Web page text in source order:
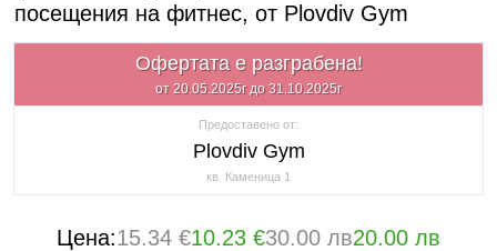
посещения на фитнес, от Plovdiv Gym
Офертата е разграбена!
от 20.05.2025г до 31.10.2025г
Предоставено от:
Plovdiv Gym
кв. Каменица 1
Цена:15.34 €10.23 €30.00 лв20.00 лв